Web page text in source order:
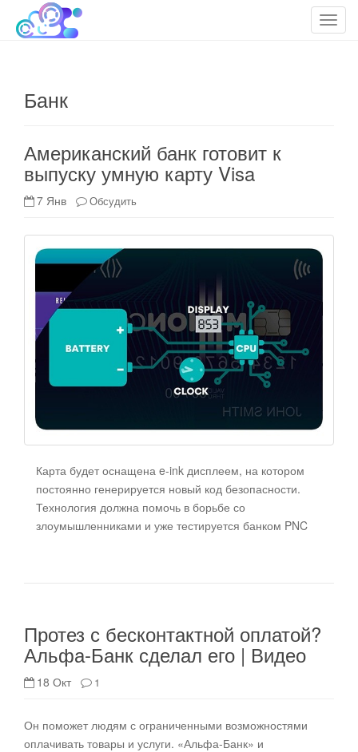
T
Облако технологий
cloudteh.ru
Банк
Американский банк готовит к
выпуску умную карту Visa
7 Янв Обсудить
Карта будет оснащена e-ink дисплеем, на котором
постоянно генерируется новый код безопасности.
Технология должна помочь в борьбе со
злоумышленниками и уже тестируется банком PNC
Протез с бесконтактной оплатой?
Альфа-Банк сделал его | Видео
18 Окт 1
Он поможет людям с ограниченными возможностями
оплачивать товары и услуги. «Альфа-Банк» и